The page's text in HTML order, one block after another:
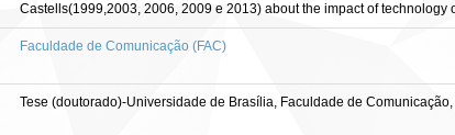
Castells(1999,2003, 2006, 2009 e 2013) about the impact of
Faculdade de Comunicação (FAC)
Tese (doutorado)-Universidade de Brasília, Faculdade de